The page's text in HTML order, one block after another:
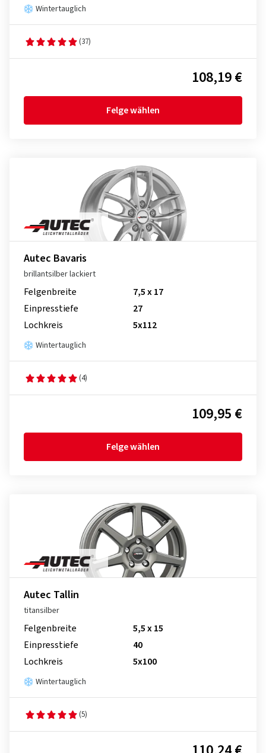
Wintertauglich
(37)
108,19 €
Felge wählen
Autec Bavaris
brillantsilber lackiert
Felgenbreite
7,5 x 17
Einpresstiefe
27
Lochkreis
5x112
Wintertauglich
(4)
109,95 €
Felge wählen
Autec Tallin
titansilber
Felgenbreite
5,5 x 15
Einpresstiefe
40
Lochkreis
5x100
Wintertauglich
(5)